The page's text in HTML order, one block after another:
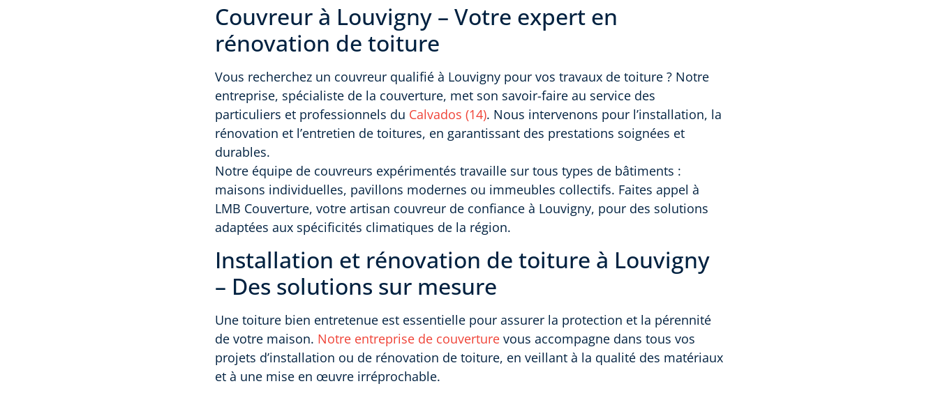
Couvreur à Louvigny – Votre expert en
rénovation de toiture
Vous recherchez un couvreur qualifié à Louvigny pour vos travaux de toiture ? Notre
entreprise, spécialiste de la couverture, met son savoir-faire au service des
particuliers et professionnels du Calvados (14). Nous intervenons pour l’installation, la
rénovation et l’entretien de toitures, en garantissant des prestations soignées et
durables.
Notre équipe de couvreurs expérimentés travaille sur tous types de bâtiments :
maisons individuelles, pavillons modernes ou immeubles collectifs. Faites appel à
LMB Couverture, votre artisan couvreur de confiance à Louvigny, pour des solutions
adaptées aux spécificités climatiques de la région.
Installation et rénovation de toiture à Louvigny
– Des solutions sur mesure
Une toiture bien entretenue est essentielle pour assurer la protection et la pérennité
de votre maison. Notre entreprise de couverture vous accompagne dans tous vos
projets d’installation ou de rénovation de toiture, en veillant à la qualité des matériaux
et à une mise en œuvre irréprochable.